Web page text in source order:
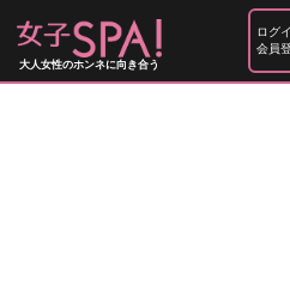
大人女性のホンネに向き合う
ログ
会員